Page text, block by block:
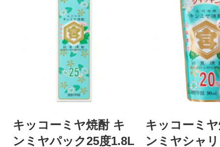
キッコーミヤ焼酎 キ
ンミヤパック25度1.8L
キッコーミ
ンミヤシャ